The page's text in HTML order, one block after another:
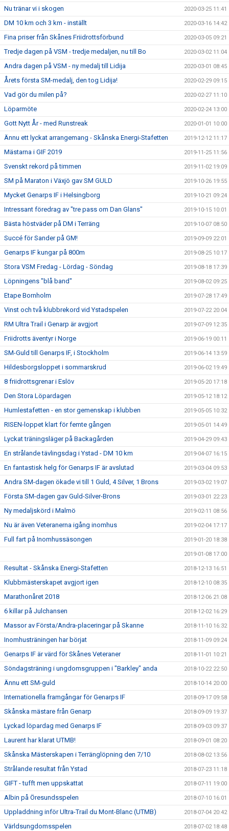
Nu tränar vi i skogen 2020-03-25 11:41
DM 10 km och 3 km - inställt 2020-03-16 14:42
Fina priser från Skånes Friidrottsförbund 2020-03-05 09:21
Tredje dagen på VSM - tredje medaljen, nu till Bo 2020-03-02 11:04
Andra dagen på VSM - ny medalj till Lidija 2020-03-01 08:45
Årets första SM-medalj, den tog Lidija! 2020-02-29 09:15
Vad gör du milen på? 2020-02-27 11:10
Löparmöte 2020-02-24 13:00
Gott Nytt År - med Runstreak 2020-01-01 10:00
Ännu ett lyckat arrangemang - Skånska Energi-Stafetten 2019-12-12 11:17
Mästarna i GIF 2019 2019-11-25 11:56
Svenskt rekord på timmen 2019-11-02 19:09
SM på Maraton i Växjö gav SM GULD 2019-10-26 19:55
Mycket Genarps IF i Helsingborg 2019-10-21 09:24
Intressant föredrag av "tre pass om Dan Glans" 2019-10-15 10:01
Bästa höstväder på DM i Terräng 2019-10-07 08:50
Succé för Sander på GM! 2019-09-09 22:01
Genarps IF kungar på 800m 2019-08-25 10:17
Stora VSM Fredag - Lördag - Söndag 2019-08-18 17:39
Löpningens "blå band" 2019-08-02 09:25
Etape Bornholm 2019-07-28 17:49
Vinst och två klubbrekord vid Ystadspelen 2019-07-22 20:04
RM Ultra Trail i Genarp är avgjort 2019-07-09 12:35
Friidrotts äventyr i Norge 2019-06-19 00:11
SM-Guld till Genarps IF, i Stockholm 2019-06-14 13:59
Hildesborgsloppet i sommarskrud 2019-06-02 19:49
8 friidrottsgrenar i Eslöv 2019-05-20 17:18
Den Stora Löpardagen 2019-05-12 18:12
Humlestafetten - en stor gemenskap i klubben 2019-05-05 10:32
RISEN-loppet klart för femte gången 2019-05-01 14:49
Lyckat träningsläger på Backagården 2019-04-29 09:43
En strålande tävlingsdag i Ystad - DM 10 km 2019-04-07 16:15
En fantastisk helg för Genarps IF är avslutad 2019-03-04 09:53
Andra SM-dagen ökade vi till 1 Guld, 4 Silver, 1 Brons 2019-03-02 19:07
Första SM-dagen gav Guld-Silver-Brons 2019-03-01 22:23
Ny medaljskörd i Malmö 2019-02-11 08:56
Nu är även Veteranerna igång inomhus 2019-02-04 17:17
Full fart på Inomhussäsongen 2019-01-20 18:38
2019-01-08 17:00
Resultat - Skånska Energi-Stafetten 2018-12-13 16:51
Klubbmästerskapet avgjort igen 2018-12-10 08:35
Marathonåret 2018 2018-12-06 21:08
6 killar på Julchansen 2018-12-02 16:29
Massor av Första/Andra-placeringar på Skanne 2018-11-10 16:32
Inomhusträningen har börjat 2018-11-09 09:24
Genarps IF är värd för Skånes Veteraner 2018-11-01 10:21
Söndagsträning i ungdomsgruppen i "Barkley" anda 2018-10-22 22:50
Ännu ett SM-guld 2018-10-14 20:00
Internationella framgångar för Genarps IF 2018-09-17 09:58
Skånska mästare från Genarp 2018-09-09 19:37
Lyckad löpardag med Genarps IF 2018-09-03 09:37
Laurent har klarat UTMB! 2018-09-01 08:20
Skånska Mästerskapen i Terränglöpning den 7/10 2018-08-02 13:56
Strålande resultat från Ystad 2018-07-23 11:18
GIFT - tufft men uppskattat 2018-07-11 19:00
Albin på Öresundsspelen 2018-07-10 16:01
Uppladdning inför Ultra-Trail du Mont-Blanc (UTMB) 2018-07-04 20:42
Världsungdomsspelen 2018-07-02 18:48